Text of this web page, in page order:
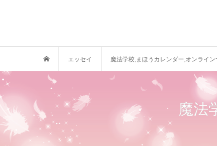
エッセイ 魔法学校,まほうカレンダー,オンライン
魔法